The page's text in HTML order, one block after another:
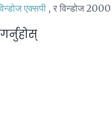
एक्सपी , र विन्डोज